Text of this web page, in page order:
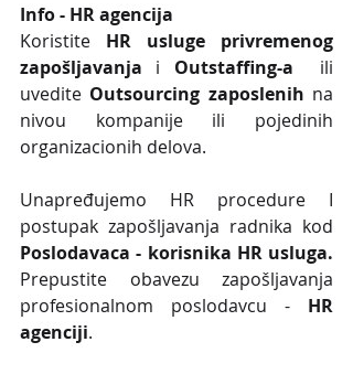
Info - HR agencija
Koristite HR usluge privremenog
zapošljavanja i Outstaffing-a
  ili
uvedite Outsourcing zaposlenih na
nivou kompanije ili pojedinih
organizacionih delova.
Unapređujemo HR procedure I
Prepustite obavezu zapošljavanja
profesionalnom poslodavcu - HR
agenciji.